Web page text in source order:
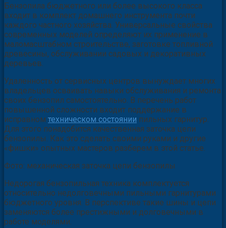
Бензопила бюджетного или более высокого класса
входит в комплект домашнего инструмента почти
каждого частного хозяйства. Универсальные свойства
современных моделей определяют их применение в
маломасштабном строительстве, заготовке топливной
древесины, обслуживании садовых и декоративных
деревьев.
Удаленность от сервисных центров вынуждает многих
владельцев осваивать навыки обслуживания и ремонта
своих бензопил самостоятельно. В перечень работ
повышенной сложности входит поддержание в
исправном техническом состоянии пильных гарнитур.
Для этого понадобится качественная заточка цепи
бензопилы. Как это сделать своими руками и другие
«фишки» опытных мастеров разберем в этой статье.
Фото: механическая заточка цепи бензопилы
Недорогая бензопильная техника комплектуется
относительно недолговечными пильными гарнитурами
бюджетного уровня. В перспективе такие шины и цепи
заменяются более престижными и долговечными в
работе моделями.